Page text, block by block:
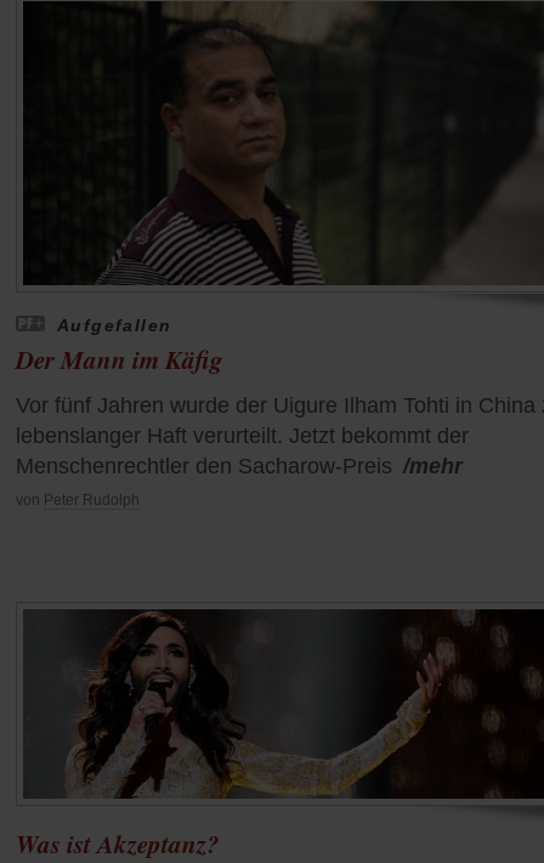
Aufgefallen
Der Mann im Käfig
Vor fünf Jahren wurde der Uigure Ilham Tohti in China
lebenslanger Haft verurteilt. Jetzt bekommt der
Menschenrechtler den Sacharow-Preis /mehr
von Peter Rudolph
Was ist Akzeptanz?